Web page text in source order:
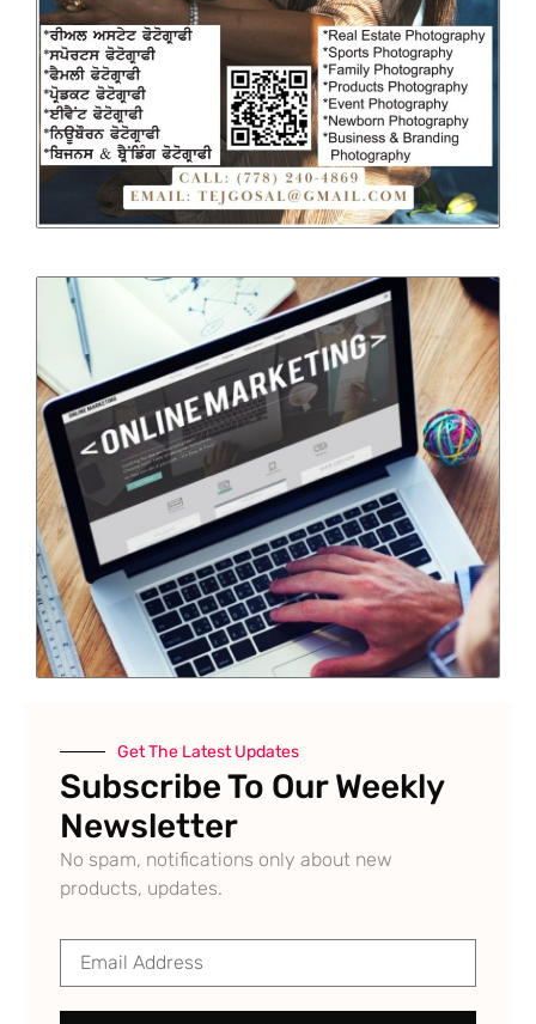
Get The Latest Updates
Subscribe To Our Weekly
Newsletter
No spam, notifications only about new
products, updates.